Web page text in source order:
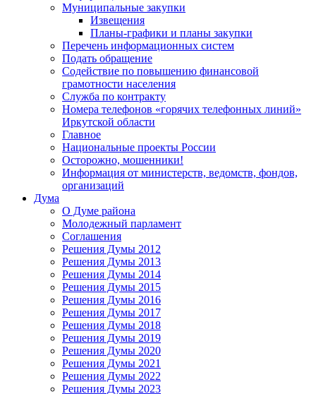
Муниципальные закупки
Извещения
Планы-графики и планы закупки
Перечень информационных систем
Подать обращение
Содействие по повышению финансовой
грамотности населения
Служба по контракту
Номера телефонов «горячих телефонных линий»
Иркутской области
Главное
Национальные проекты России
Осторожно, мошенники!
Информация от министерств, ведомств, фондов,
организаций
Дума
О Думе района
Молодежный парламент
Соглашения
Решения Думы 2012
Решения Думы 2013
Решения Думы 2014
Решения Думы 2015
Решения Думы 2016
Решения Думы 2017
Решения Думы 2018
Решения Думы 2019
Решения Думы 2020
Решения Думы 2021
Решения Думы 2022
Решения Думы 2023